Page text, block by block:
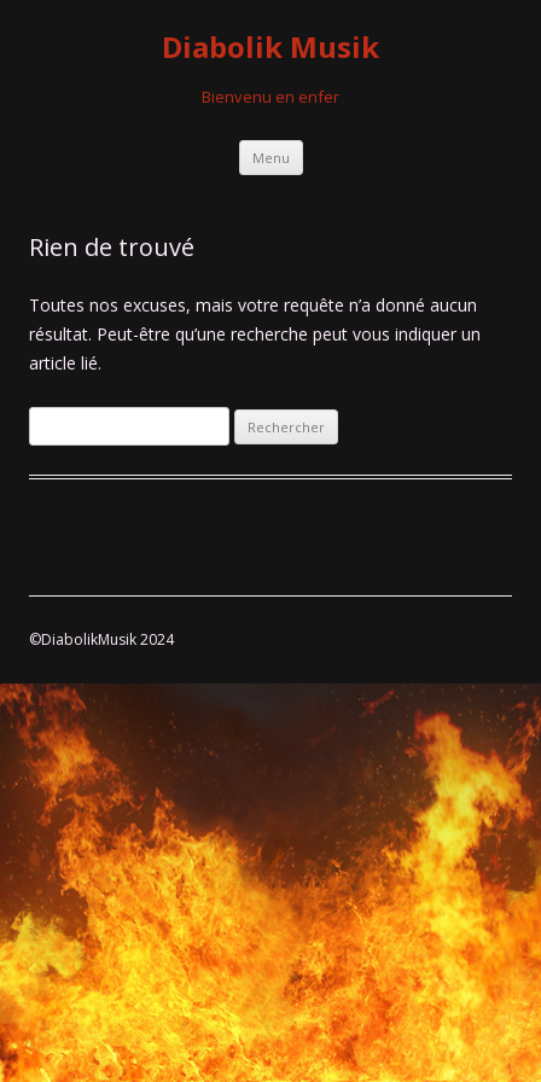
Diabolik Musik
Bienvenu en enfer
Menu Aller
contenu
Rien de trouvé
Toutes nos excuses, mais votre requête n’a donné aucun
résultat. Peut-être qu’une recherche peut vous indiquer un
article lié.
©DiabolikMusik 2024